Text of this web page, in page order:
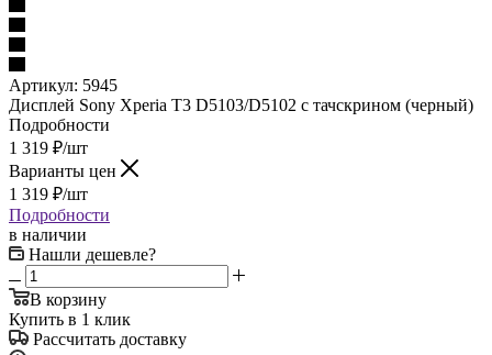
Артикул: 5945
Дисплей Sony Xperia T3 D5103/D5102 с тачскрином (черный)
Подробности
1 319 ₽/шт
Варианты цен
1 319 ₽/шт
Подробности
в наличии
Нашли дешевле?
В корзину
Купить в 1 клик
Рассчитать доставку